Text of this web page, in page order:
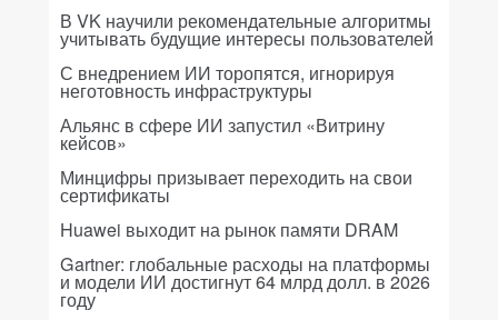
В VK научили рекомендательные алгоритмы
учитывать будущие интересы пользователей
С внедрением ИИ торопятся, игнорируя
неготовность инфраструктуры
Альянс в сфере ИИ запустил «Витрину
кейсов»
Минцифры призывает переходить на свои
сертификаты
Huawei выходит на рынок памяти DRAM
Gartner: глобальные расходы на платформы
и модели ИИ достигнут 64 млрд долл. в 2026
году